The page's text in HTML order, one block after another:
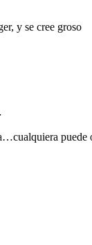
y se cree groso
puede